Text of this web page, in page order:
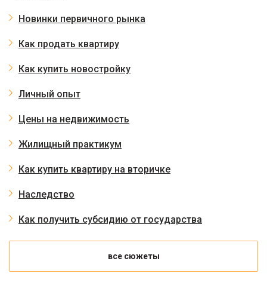
Новинки первичного рынка
Как продать квартиру
Как купить новостройку
Личный опыт
Цены на недвижимость
Жилищный практикум
Как купить квартиру на вторичке
Наследство
Как получить субсидию от государства
все сюжеты